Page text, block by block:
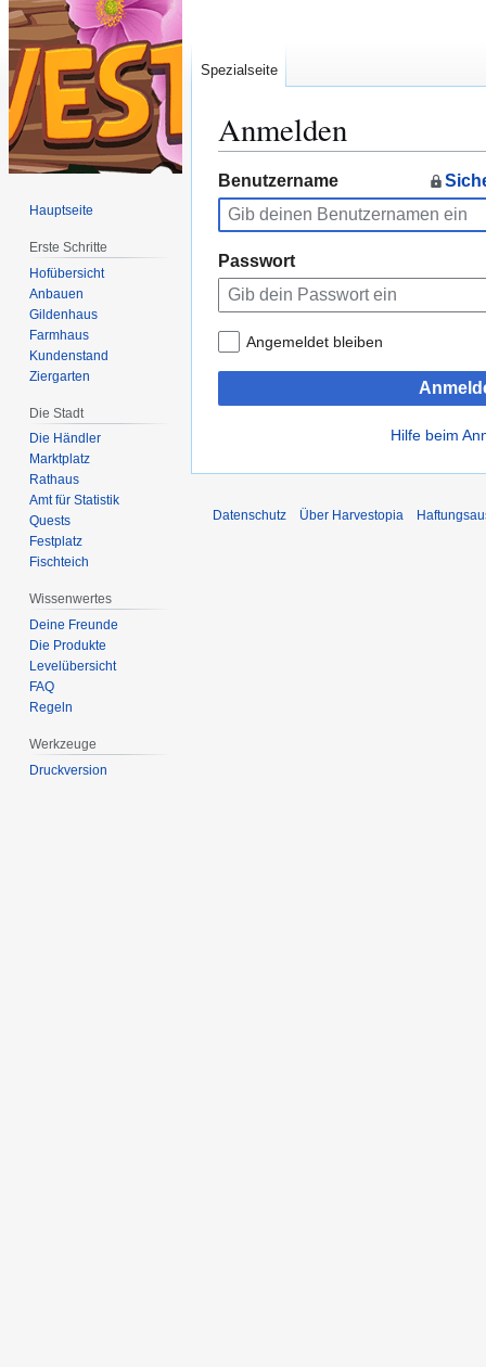
Anmelden
Zur
Navigation
springen
Zur
Suche
springen
Benutzername
Passwort
Angemeldet bleiben
Hilfe beim
Spezialseite
Hauptseite
Erste Schritte
Hofübersicht
Anbauen
Gildenhaus
Farmhaus
Kundenstand
Ziergarten
Die Stadt
Die Händler
Marktplatz
Rathaus
Amt für Statistik
Quests
Festplatz
Fischteich
Wissenwertes
Deine Freunde
Die Produkte
Levelübersicht
FAQ
Regeln
Werkzeuge
Druckversion
Datenschutz Über Harvestopia